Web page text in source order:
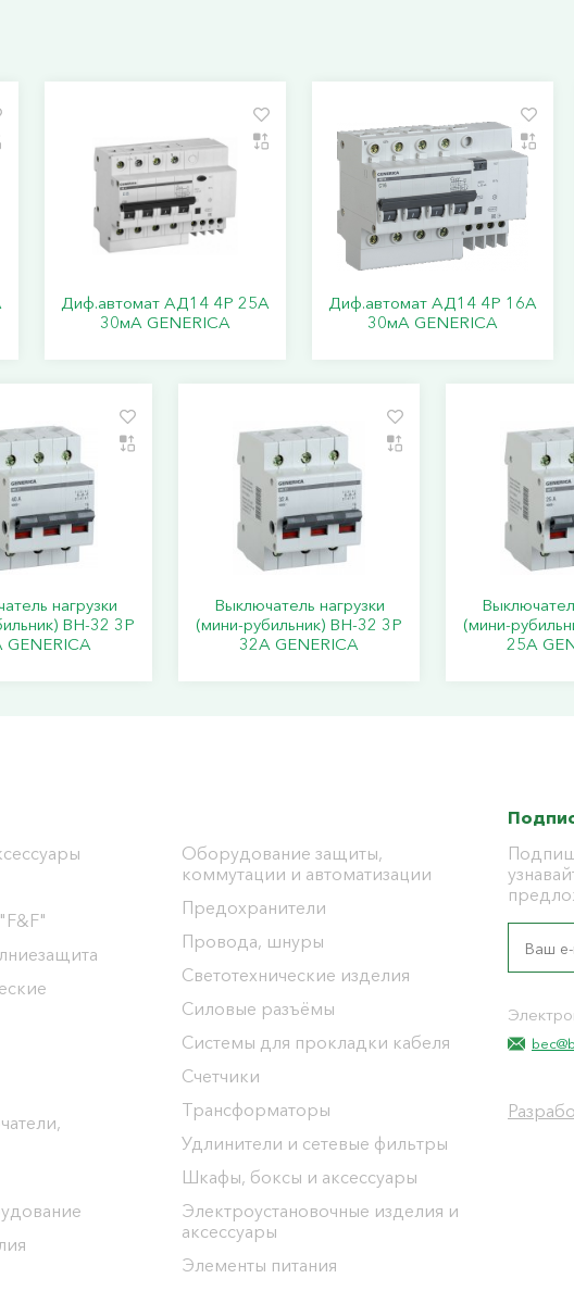
Диф.автомат АД14 4Р 25А
30мА GENERICA
Диф.автомат АД14 4Р 16А
30мА GENERICA
нагрузки
ВН-32 3Р
GENERICA
Выключатель нагрузки
(мини-рубильник) ВН-32 3Р
32А GENERICA
(мини-
25А
Оборудование защиты,
коммутации и автоматизации
Предохранители
Провода, шнуры
Светотехнические изделия
Силовые разъёмы
Системы для прокладки кабеля
Счетчики
Трансформаторы
Удлинители и сетевые фильтры
Шкафы, боксы и аксессуары
Электроустановочные изделия и
аксессуары
Элементы питания